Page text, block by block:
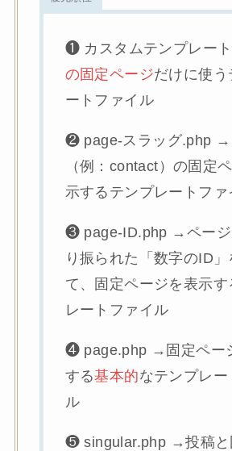
❶ カスタムテンプレー
の固定ページだけに使う
ートファイル
❷ page-スラッグ.php →
（例：contact）の固定
示するテンプレートファ
❸ page-ID.php →ページ
り振られた「数字のID」
て、固定ページを表示
レートファイル
❹ page.php →固定ペー
する基本的なテンプレー
ル
❺ singular.php →投稿と